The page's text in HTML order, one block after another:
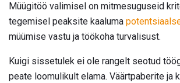
Müügitöö valimisel on mitmesuguseid
tegemisel peaksite kaaluma
müümise vastu ja töökoha turvalisust.
Kuigi sissetulek ei ole rangelt seotud
peate loomulikult elama. Väärtpaberite ja